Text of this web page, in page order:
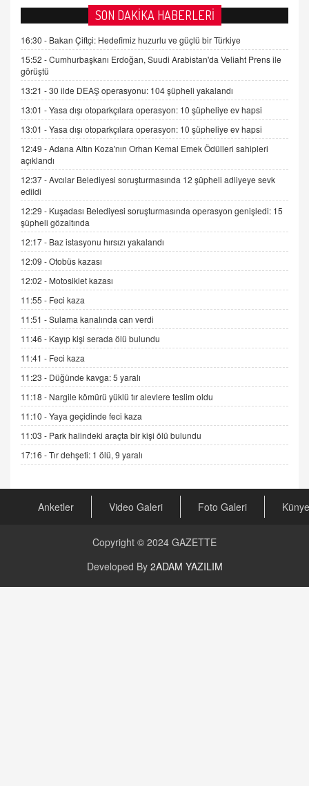
AV. DOĞAN CAN DOĞAN
Kişisel verilerin korunması ve dijital hukukun
gelişimi
15.09.2025 16:17
SEHER EREK
Kış Ayları Geldi, Hangi Önlemler Alınmalı?
9.12.2025 10:11
İNCİ GÜL AKÖL
06.07.2026 13:00
ADEM AKÖL
Esed Destekçilerinin Yüzüne Vurulan Şamar:
Sednaya
11.12.2024 12:30
DR. EKREM ASLAN
Gerçek Ne, Algı Ne? "Beraber Yürüyoruz"
Cümlesinin Peşinden
19.07.2025 12:45
GÖNÜL MENEKŞE
Şifacının Yolu
04.11.2025 12:56
AV. RÜMEYSA ÖZKALE
Kira Uyuşmazlıklarında Dava Açmadan Önce
Arabulucuya Başvuru Şartı
CAN UĞURATEŞ
Değişen yapısıyla Suriye
GÜNLÜK BURÇ YORUMU
SON DAKİKA HABERLERİ
16:30 - Bakan Çiftçi: Hedefimiz huzurlu ve güçlü bir Türkiye
15:52 -Cumhurbaşkanı Erdoğan, Suudi Arabistan'da Veliaht Prens ile
görüştü
13:21 -30 ilde DEAŞ operasyonu: 104 şüpheli yakalandı
13:01 -Yasa dışı otoparkçılara operasyon: 10 şüpheliye ev hapsi
13:01 -Yasa dışı otoparkçılara operasyon: 10 şüpheliye ev hapsi
12:49 -Adana Altın Koza'nın Orhan Kemal Emek Ödülleri sahipleri
açıklandı
12:37 -Avcılar Belediyesi soruşturmasında 12 şüpheli adliyeye sevk
edildi
12:29 - Kuşadası Belediyesi soruşturmasında operasyon genişledi: 15
şüpheli gözaltında
12:17 - Baz istasyonu hırsızı yakalandı
12:09 -Otobüs kazası
12:02 - Motosiklet kazası
11:55 - Feci kaza
11:51 -Sulama kanalında can verdi
11:46 - Kayıp kişi serada ölü bulundu
11:41 - Feci kaza
11:23 - Düğünde kavga: 5 yaralı
11:18 - Nargile kömürü yüklü tır alevlere teslim oldu
11:10 -Yaya geçidinde feci kaza
11:03 - Park halindeki araçta bir kişi ölü bulundu
17:16 -Tır dehşeti: 1 ölü, 9 yaralı
Anketler Video Galeri Foto Galeri Künye
Copyright © 2024 GAZETTE
Developed By 2ADAM YAZILIM